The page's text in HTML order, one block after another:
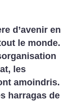
d’avenir en
le monde.
les
amoindris.
harragas de